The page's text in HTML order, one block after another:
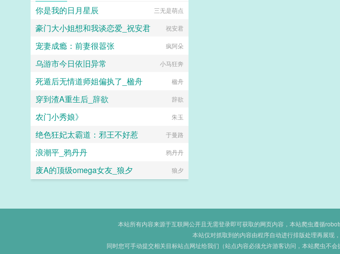
你是我的日月星辰
三无是萌点
豪门大小姐想和我谈恋爱_祝安君 祝安君
宠妻成瘾：前妻很嚣张 疯阿朵
乌游市今日依旧异常 小马狂奔
死遁后无情道师姐偏执了_楹舟 楹舟
穿到渣A重生后_辞欲 辞欲
农门小秀娘》 朱玉
绝色狂妃太霸道：邪王不好惹 于曼路
浪潮平_鸦丹丹 鸦丹丹
废A的顶级omega女友_狼夕 狼夕
本站所有内容来源于互联网公开且无需登录即可获取的网页内容，本站爬虫遵循
本站仅对抓取到的内容由程序自动进行排版处理再展现
同时您可手动提交相关目标站点网址给我们（站点内容必须允许游客访问，本站爬虫不